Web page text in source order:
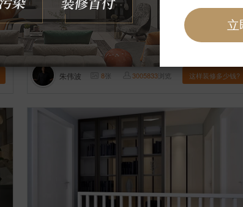
【案例】 【常青园】现代 跃层／loft 400㎡
朱伟波 8张 3005833浏览 这样装修多少钱?